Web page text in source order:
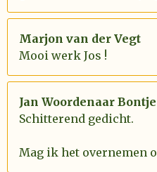
Marjon van der Vegt
Mooi werk Jos !
Jan Woordenaar Bontje
Schitterend gedicht.
Mag ik het overnemen